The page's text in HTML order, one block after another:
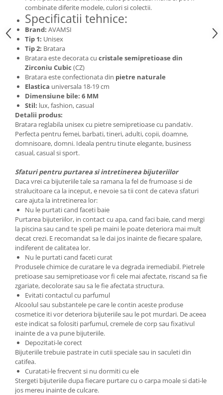
combinate diferite modele, culori si colectii.
Specificatii tehnice:
Brand: AVAMSI
Tip 1: Unisex
Tip 2: Bratara
Bratara este decorata cu cristale semipretioase din
Zirconiu Cubic (CZ)
Bratara este confectionata din pietre naturale
Elastica universala 18-19 cm
Dimensiune bile: 6 MM
Stil: lux, fashion, casual
Detalii produs:
Bratara reglabila unisex cu pietre semipretioase cu pandativ.
Perfecta pentru femei, barbati, tineri, adulti, copii, doamne,
domnisoare, domni. Ideala pentru tinute elegante, business
casual, casual si sport.
Sfaturi pentru purtarea si intretinerea bijuteriilor
Daca vrei ca bijuteriile tale sa ramana la fel de frumoase si de
stralucitoare ca la inceput, e nevoie sa tii cont de cateva sfaturi
care ajuta la intretinerea lor:
Nu le purtati cand faceti baie
Purtarea bijuteriilor, in contact cu apa, cand faci baie, cand mergi
la piscina sau cand te speli pe maini le poate deteriora mai mult
decat crezi. E recomandat sa le dai jos inainte de fiecare spalare,
indiferent de calitatea lor.
Nu le purtati cand faceti curat
Produsele chimice de curatare le va degrada iremediabil. Pietrele
pretioase sau semipretioase vor fi cele mai afectate, riscand sa fie
zgariate, decolorate sau sa le fie afectata structura.
Evitati contactul cu parfumul
Alcoolul sau substantele pe care le contin aceste produse
cosmetice iti vor deteriora bijuteriile sau le pot murdari. De aceea
este indicat sa folositi parfumul, cremele de corp sau fixativul
inainte de a va pune bijuteriile.
Depozitati-le corect
Bijuteriile trebuie pastrate in cutii speciale sau in saculeti din
catifea.
Curatati-le frecvent si nu dormiti cu ele
Stergeti bijuteriile dupa fiecare purtare cu o carpa moale si dati-le
jos mereu inainte de culcare.